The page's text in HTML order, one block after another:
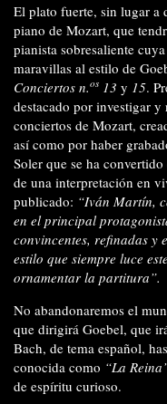
El plato fuerte, sin lugar a
piano de Mozart, que
pianista sobresaliente
maravillas al estilo de
Conciertos n.os 13 y 15.
destacado por investigar
conciertos de Mozart,
así como por haber
Soler que se ha
de una interpretación en
publicado: “Iván Martín,
en el principal
convincentes, refinadas y
estilo que siempre luce
ornamentar la partitura”.
No abandonaremos el
que dirigirá Goebel, que
Bach, de tema español,
conocida como “La
de espíritu curioso.